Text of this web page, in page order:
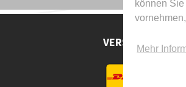
können
Mehr
VERSAND DURCH